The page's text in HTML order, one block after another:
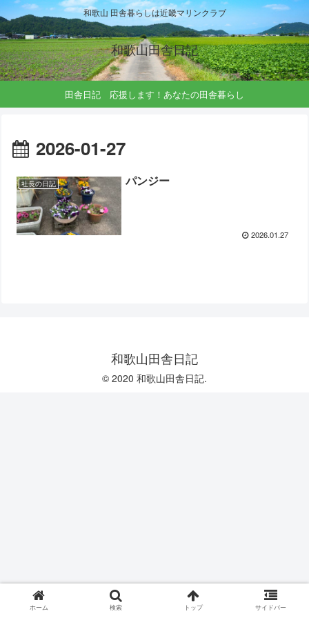
和歌山 田舎暮らしは近畿マリンクラブ
和歌山田舎日記
田舎日記 応援します！あなたの田舎暮らし
2026-01-27
社長の日記 パンジー
2026.01.27
和歌山田舎日記
© 2020 和歌山田舎日記.
ホーム 検索 トップ サイドバー